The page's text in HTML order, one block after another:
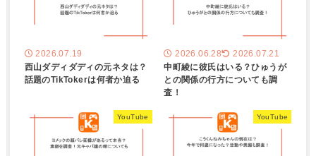
2026.07.19
西山ダディダディの元ネタは？
話題のTikTokerは何者か迫る
2026.06.28 2026.07.21
中町綾に彼氏はいる？ひゅうが
との関係の行方についても調
査！
YouTube YouTube